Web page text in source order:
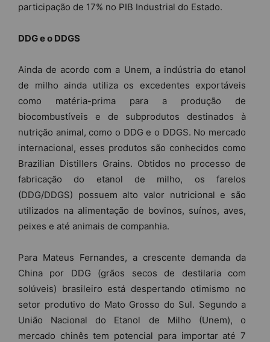
participação de 17% no PIB Industrial do Estado.
DDG e o DDGS
Ainda de acordo com a Unem, a indústria do etanol
de milho ainda utiliza os excedentes exportáveis
como matéria-prima para a produção de
biocombustíveis e de subprodutos destinados à
nutrição animal, como o DDG e o DDGS. No mercado
internacional, esses produtos são conhecidos como
Brazilian Distillers Grains. Obtidos no processo de
fabricação do etanol de milho, os farelos
(DDG/DDGS) possuem alto valor nutricional e são
utilizados na alimentação de bovinos, suínos, aves,
peixes e até animais de companhia.
Para Mateus Fernandes, a crescente demanda da
China por DDG (grãos secos de destilaria com
solúveis) brasileiro está despertando otimismo no
setor produtivo do Mato Grosso do Sul. Segundo a
União Nacional do Etanol de Milho (Unem), o
mercado chinês tem potencial para importar até 7